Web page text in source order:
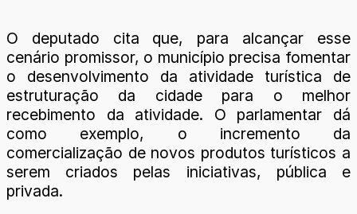
O deputado cita que, para alcançar esse
cenário promissor, o município precisa fomentar
o desenvolvimento da atividade turística de
estruturação da cidade para o melhor
recebimento da atividade. O parlamentar dá
como exemplo, o incremento da
comercialização de novos produtos turísticos a
serem criados pelas iniciativas, pública e
privada.